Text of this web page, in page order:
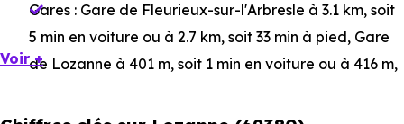
Gares : Gare de Fleurieux-sur-l'Arbresle à 3.1 km, soit
5 min en voiture ou à 2.7 km, soit 33 min à pied, Gare
de Lozanne à 401 m, soit 1 min en voiture ou à 416 m,
km, soit 5 min en voiture ou à 3.3 km, soit 40 min à
Voir +